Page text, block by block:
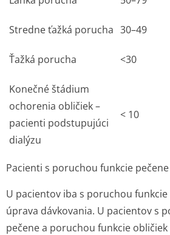
Stredne ťažká porucha 30–49
Ťažká porucha <30
Konečné štádium
ochorenia obličiek –
pacienti podstupujúci
dialýzu
< 10
Pacienti s poruchou funkcie pečene
U pacientov iba s poruchou
úprava dávkovania. U pacientov s
pečene a poruchou funkcie